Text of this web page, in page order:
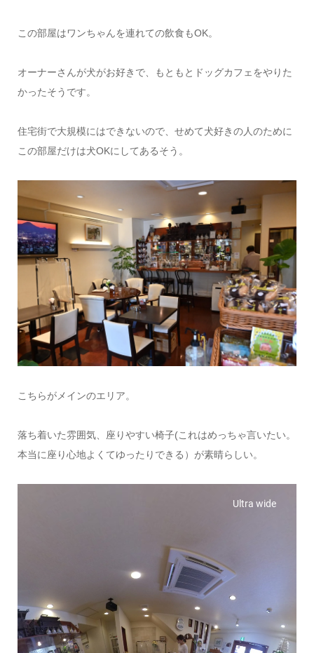
この部屋はワンちゃんを連れての飲食もOK。
オーナーさんが犬がお好きで、もともとドッグカフェをやりた
かったそうです。
住宅街で大規模にはできないので、せめて犬好きの人のために
この部屋だけは犬OKにしてあるそう。
こちらがメインのエリア。
落ち着いた雰囲気、座りやすい椅子(これはめっちゃ言いたい。
本当に座り心地よくてゆったりできる）が素晴らしい。